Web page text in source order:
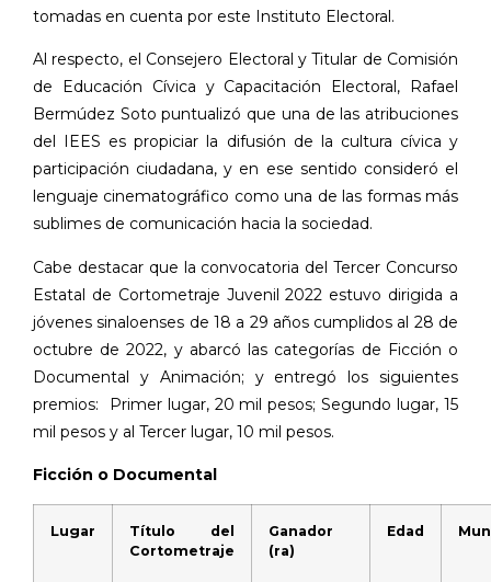
tomadas en cuenta por este Instituto Electoral.
Al respecto, el Consejero Electoral y Titular de Comisión
de Educación Cívica y Capacitación Electoral, Rafael
Bermúdez Soto puntualizó que una de las atribuciones
del IEES es propiciar la difusión de la cultura cívica y
participación ciudadana, y en ese sentido consideró el
lenguaje cinematográfico como una de las formas más
sublimes de comunicación hacia la sociedad.
Cabe destacar que la convocatoria del Tercer Concurso
Estatal de Cortometraje Juvenil 2022 estuvo dirigida a
jóvenes sinaloenses de 18 a 29 años cumplidos al 28 de
octubre de 2022, y abarcó las categorías de Ficción o
Documental y Animación; y entregó los siguientes
premios:
Primer lugar, 20 mil pesos; Segundo lugar, 15
mil pesos y al Tercer lugar, 10 mil pesos.
Ficción o Documental
Lugar
Título del
Cortometraje
Ganador
(ra)
Edad